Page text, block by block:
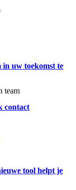
in uw toekomst te
contact
tool helpt je